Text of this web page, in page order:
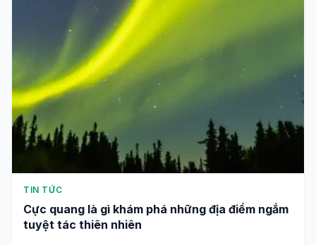
TIN TỨC
Cực quang là gì khám phá những địa điểm ngắm
tuyệt tác thiên nhiên